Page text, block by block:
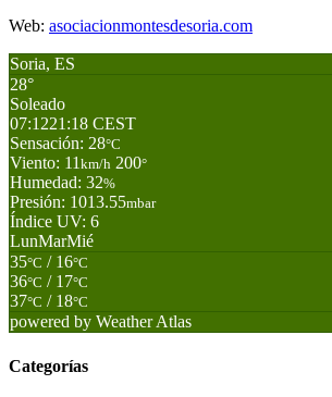
Web: asociacionmontesdesoria.com
Soria, ES
28°
Soleado
07:1221:18 CEST
Sensación: 28°C
Viento: 11 km/h 200°
Humedad: 32%
Presión: 1013.55mbar
Índice UV: 6
LunMarMié
35°C / 16°C
36°C / 17°C
37°C / 18°C
powered by Weather Atlas
Categorías